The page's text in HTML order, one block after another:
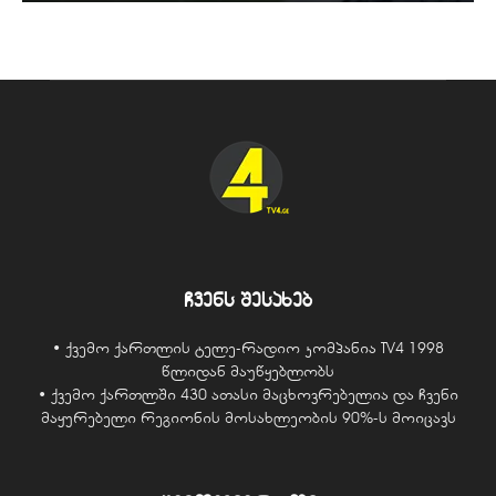
ჩვენს შესახებ
• ქვემო ქართლის ტელე-რადიო კომპანია TV4 1998
წლიდან მაუწყებლობს
• ქვემო ქართლში 430 ათასი მაცხოვრებელია და ჩვენი
მაყურებელი რეგიონის მოსახლეობის 90%-ს მოიცავს